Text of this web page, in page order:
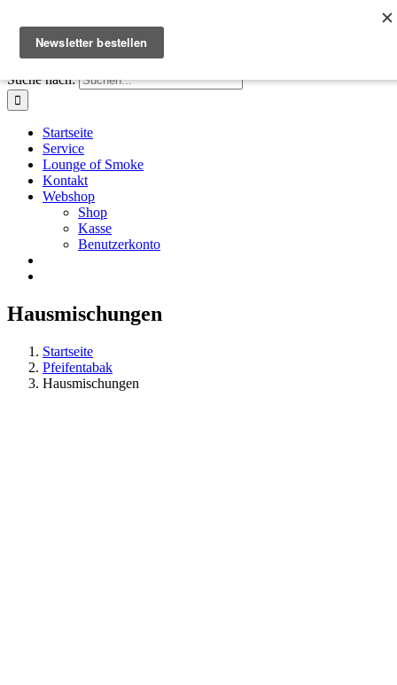
FacebookInstagramXE-Mail
+41 61 411 28 66|info@houseofsmoke.ch
Suche nach:
Startseite
Service
Lounge of Smoke
Kontakt
Webshop
Shop
Kasse
Benutzerkonto
Hausmischungen
Startseite
Pfeifentabak
Hausmischungen